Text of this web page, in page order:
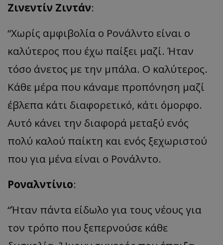
Ζινεντίν Ζιντάν:
“Χωρίς αμφιβολία ο Ρονάλντο είναι ο
καλύτερος που έχω παίξει μαζί. Ήταν
τόσο άνετος με την μπάλα. Ο καλύτερος.
Κάθε μέρα που κάναμε προπόνηση μαζί
έβλεπα κάτι διαφορετικό, κάτι όμορφο.
Αυτό κάνει την διαφορά μεταξύ ενός
πολύ καλού παίκτη και ενός ξεχωριστού
που για μένα είναι ο Ρονάλντο.
Ροναλντίνιο:
“Ήταν πάντα είδωλο για τους νέους για
τον τρόπο που ξεπερνούσε κάθε